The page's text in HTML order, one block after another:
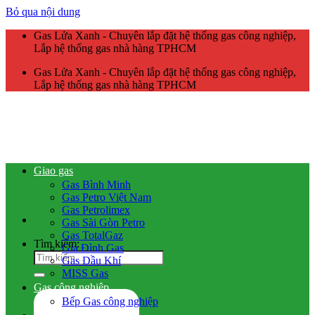
Bỏ qua nội dung
Gas Lửa Xanh - Chuyên lắp đặt hệ thống gas công nghiệp,
Lắp hệ thống gas nhà hàng TPHCM
Gas Lửa Xanh - Chuyên lắp đặt hệ thống gas công nghiệp,
Lắp hệ thống gas nhà hàng TPHCM
Tìm kiếm:
Giao gas
Gas Bình Minh
Gas Petro Việt Nam
Gas Petrolimex
Gas Sài Gòn Petro
Gas TotalGaz
Gia Đình Gas
Gas Dầu Khí
MISS Gas
Gas công nghiệp
Bếp Gas công nghiệp